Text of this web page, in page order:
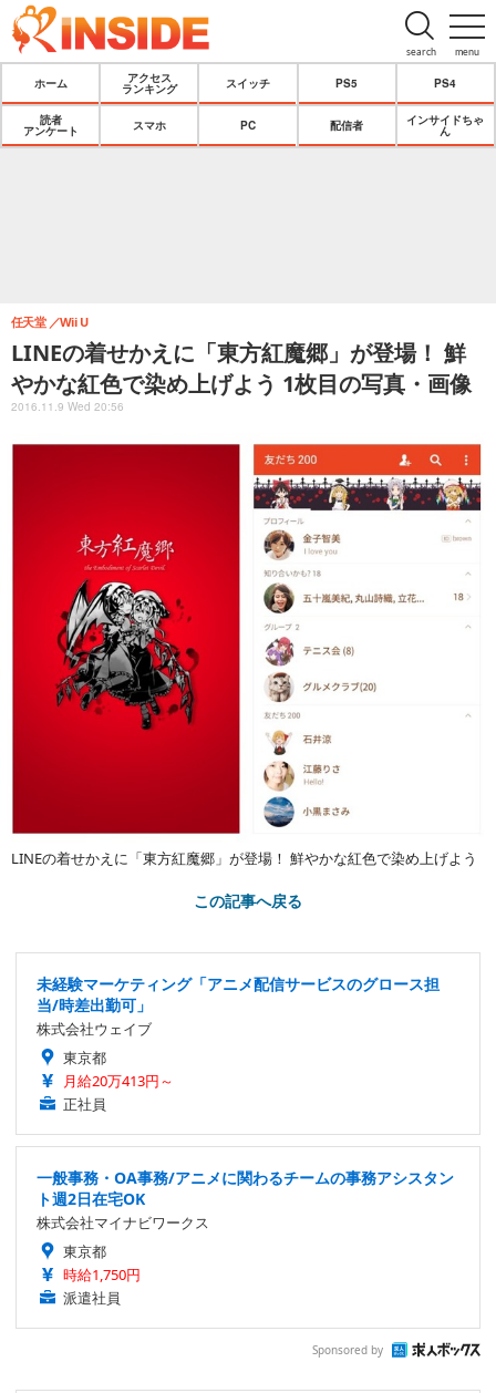
menu
search
ホーム
アクセス
ランキング
スイッチ PS5 PS4
読者
アンケート
スマホ PC 配信者
インサイドちゃ
ん
LINEの着せかえに「東方紅魔郷」が登場！ 鮮
やかな紅色で染め上げよう 1枚目の写真・画像
任天堂 Wii U
2016.11.9 Wed 20:56
LINEの着せかえに「東方紅魔郷」が登場！ 鮮やかな紅色で染め上げよう
この記事へ戻る
未経験マーケティング「アニメ配信サービスのグロース担
当/時差出勤可」
株式会社ウェイブ
東京都
月給20万413円～
正社員
一般事務・OA事務/アニメに関わるチームの事務アシスタン
ト週2日在宅OK
株式会社マイナビワークス
東京都
時給1,750円
派遣社員
Sponsored by